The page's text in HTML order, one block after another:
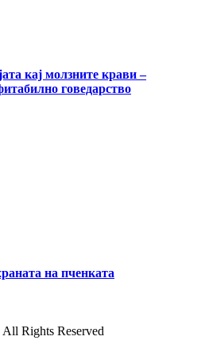
кај молзните крави –
говедарство
на пченката
Rights Reserved